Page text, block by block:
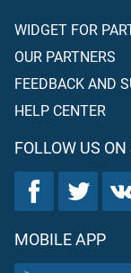
WIDGET FOR
OUR PARTNERS
FEEDBACK AND
HELP CENTER
FOLLOW US
MOBILE APP